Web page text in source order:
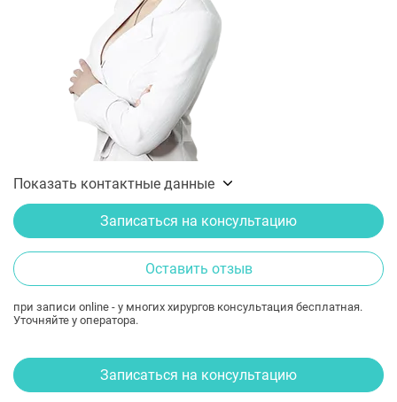
Показать контактные данные
Записаться на консультацию
Оставить отзыв
при записи online - у многих хирургов консультация бесплатная.
Уточняйте у оператора.
Записаться на консультацию